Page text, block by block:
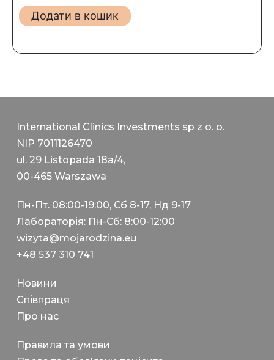
Додати в кошик
International Clinics Investments sp z o. o.
NIP 7011126470
ul. 29 Listopada 18a/4,
00-465 Warszawa
Пн-Пт. 08:00-19:00, Сб 8-17, Нд 9-17
Лабораторія: Пн-Сб: 8:00-12:00
wizyta@mojarodzina.eu
+48 537 310 741
Новини
Співпраця
Про нас
Правила та умови